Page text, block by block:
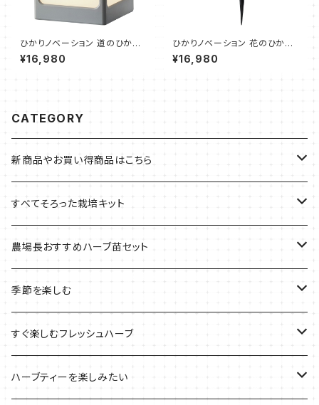
ひかりノベーション 道のひかり
基本セット（2個セット、遮光プレ
ート、乳白プレート、スパイク、両
¥16,980
ひかりノベーション 花のひかり
基本セット（2個セット、ポール
短、ポール長、スパイク、ジョイン
¥16,980
CATEGORY
新商品やお買い得商品はこちら
今イチオシの商品
季節のおすすめ商品
すべてそろった栽培キット
フェルトプランターの栽培キット
ルーツポーチの栽培キット
ブリキプランターの栽培キット
木製プランターの栽培キット
農場長おすすめハーブ苗セット
農場長おすすめセット
おすすめの寄せ植え
季節を楽しむ
2022年のお正月
2022年の母の日
すぐ楽しむフレッシュハーブ
ハーブミックス
ハーブティーを楽しみたい